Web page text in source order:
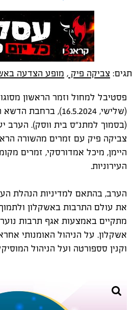
תגים: צביקה פיק , מופע הצדעה
פסטיבל למחול וזמר הראשון
(שלישי, 16.5.2024),
(בסמוך למתנ"ס בית ווסק). הערב
צביקה פיק עם זמרים מהשורה
היימן, מיכל אמדורסקי, זמרים
העירוניות.
הערב, בהתאם למדיניות הנהלת
את עולם התרבות באשקלון
מתקיים באמצעות אגף תרבות נוער
אשקלון. על הניהול האומנותי
וקנין סספורטה ועל הניהול